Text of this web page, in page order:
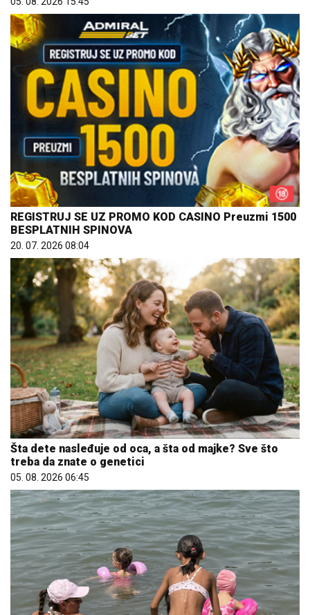
REGISTRUJ SE UZ PROMO KOD CASINO Preuzmi 1500
BESPLATNIH SPINOVA
20. 07. 2026 08:04
Šta dete nasleđuje od oca, a šta od majke? Sve što
treba da znate o genetici
05. 08. 2026 06:45